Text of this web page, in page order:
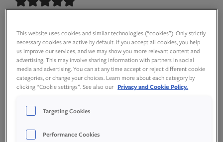
Ingredienser
Gjærdeig
This website uses cookies and similar technologies (“cookies”). Only strictly
necessary cookies are active by default. If you accept all cookies, you help
us improve our services, and we may show you more relevant content and
advertising. This may involve sharing information with partners in social
media and advertising. You can at any time accept or reject different cookie
categories, or change your choices. Learn more about each category by
clicking “Cookie settings”. See also our Privacy and Cookie Policy.
Targeting Cookies
Performance Cookies